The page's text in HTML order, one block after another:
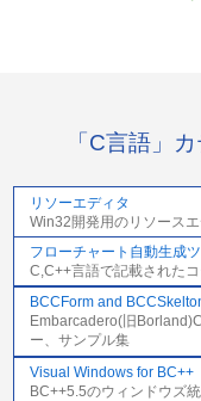
「C言語」
リソーエディタ
Win32開発用のリソースエ
フローチャート自動生成
C,C++言語で記載された
BCCForm and
Embarcadero(旧
ー、サンプル集
Visual Windows for BC++
BC++5.5のウィンドウズ